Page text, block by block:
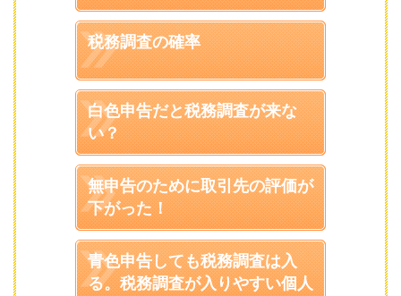
税務調査の確率
白色申告だと税務調査が来な
い？
無申告のために取引先の評価が
下がった！
青色申告しても税務調査は入
る。税務調査が入りやすい個人